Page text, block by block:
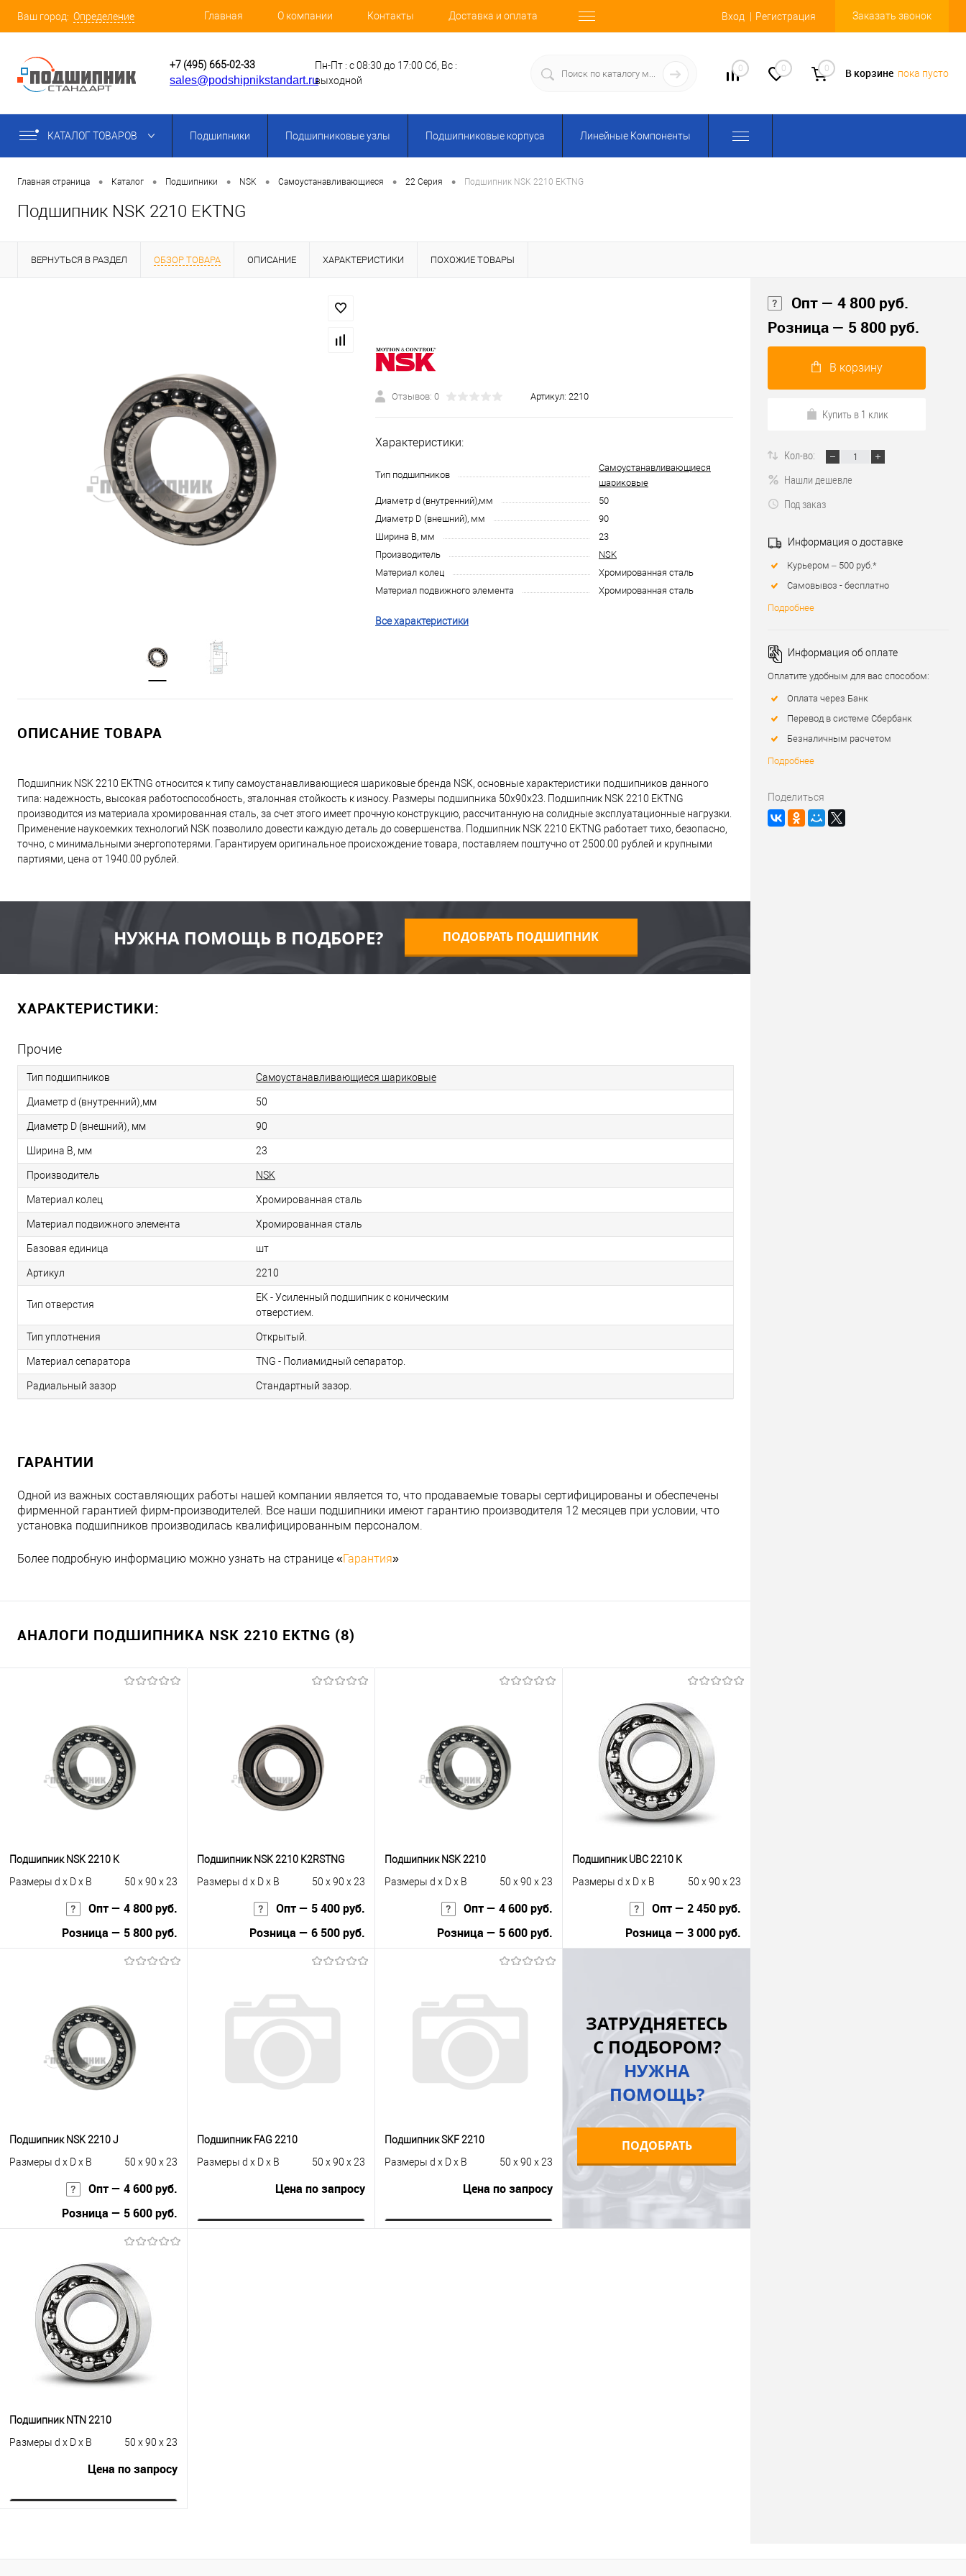
Ваш город: Определение Главная О компании Контакты Доставка и оплата Вход Регистрация Заказать звонок
+7 (495) 665-02-33
sales@podshipnikstandart.ru
Пн-Пт : с 08:30 до 17:00 Сб, Вс :
выходной
0 0 0 В корзине пока пусто
КАТАЛОГ ТОВАРОВ Подшипники Подшипниковые узлы Подшипниковые корпуса Линейные Компоненты
Главная страница • Каталог • Подшипники • NSK • Самоустанавливающиеся • 22 Серия • Подшипник NSK 2210 EKTNG
Подшипник NSK 2210 EKTNG
ВЕРНУТЬСЯ В РАЗДЕЛ ОБЗОР ТОВАРА ОПИСАНИЕ ХАРАКТЕРИСТИКИ ПОХОЖИЕ ТОВАРЫ
Отзывов: 0 Артикул: 2210
Характеристики:
Тип подшипников
Самоустанавливающиеся
шариковые
Диаметр d (внутренний),мм
50
Диаметр D (внешний), мм
90
Ширина B, мм
23
Производитель
NSK
Материал колец
Хромированная сталь
Материал подвижного элемента
Хромированная сталь
Все характеристики
ОПИСАНИЕ ТОВАРА
Подшипник NSK 2210 EKTNG относится к типу самоустанавливающиеся шариковые бренда NSK, основные характеристики подшипников данного
типа: надежность, высокая работоспособность, эталонная стойкость к износу. Размеры подшипника 50x90x23. Подшипник NSK 2210 EKTNG
производится из материала хромированная сталь, за счет этого имеет прочную конструкцию, рассчитанную на солидные эксплуатационные нагрузки.
Применение наукоемких технологий NSK позволило довести каждую деталь до совершенства. Подшипник NSK 2210 EKTNG работает тихо, безопасно,
точно, с минимальными энергопотерями. Гарантируем оригинальное происхождение товара, поставляем поштучно от 2500.00 рублей и крупными
партиями, цена от 1940.00 рублей.
НУЖНА ПОМОЩЬ В ПОДБОРЕ? ПОДОБРАТЬ ПОДШИПНИК
ХАРАКТЕРИСТИКИ:
Прочие
Тип подшипников Самоустанавливающиеся шариковые
Диаметр d (внутренний),мм 50
Диаметр D (внешний), мм 90
Ширина B, мм 23
Производитель NSK
Материал колец Хромированная сталь
Материал подвижного элемента Хромированная сталь
Базовая единица шт
Артикул 2210
Тип отверстия
EK - Усиленный подшипник с коническим
отверстием.
Тип уплотнения Открытый.
Материал сепаратора TNG - Полиамидный сепаратор.
Радиальный зазор Стандартный зазор.
ГАРАНТИИ
Одной из важных составляющих работы нашей компании является то, что продаваемые товары сертифицированы и обеспечены
фирменной гарантией фирм-производителей. Все наши подшипники имеют гарантию производителя 12 месяцев при условии, что
установка подшипников производилась квалифицированным персоналом.
Более подробную информацию можно узнать на странице «Гарантия»
АНАЛОГИ ПОДШИПНИКА NSK 2210 EKTNG (8)
Подшипник NSK 2210 K
Размеры d x D x B
50 x 90 x 23
Опт — 4 800 руб.
Розница — 5 800 руб.
Купить в 1 клик
К сравнению
В избранное
Под заказ
Подшипник NSK 2210 K2RSTNG
Размеры d x D x B
50 x 90 x 23
Опт — 5 400 руб.
Розница — 6 500 руб.
Купить в 1 клик
К сравнению
В избранное
Под заказ
Подшипник NSK 2210
Размеры d x D x B
50 x 90 x 23
Опт — 4 600 руб.
Розница — 5 600 руб.
Купить в 1 клик
К сравнению
В избранное
Под заказ
Подшипник UBC 2210 K
Размеры d x D x B
50 x 90 x 23
Опт — 2 450 руб.
Розница — 3 000 руб.
Купить в 1 клик
В избранное
Под заказ
Подшипник NSK 2210 J
Размеры d x D x B
50 x 90 x 23
Опт — 4 600 руб.
Розница — 5 600 руб.
Купить в 1 клик
К сравнению
В избранное
В наличии
Подшипник FAG 2210
Размеры d x D x B
50 x 90 x 23
Цена по запросу
Подшипник SKF 2210
Размеры d x D x B
50 x 90 x 23
Цена по запросу
ЗАТРУДНЯЕТЕСЬ
С ПОДБОРОМ?
НУЖНА
ПОМОЩЬ?
ПОДОБРАТЬ
Подшипник NTN 2210
Размеры d x D x B
50 x 90 x 23
Цена по запросу
Купить в 1 клик К сравнению
Опт — 4 800 руб.
Розница — 5 800 руб.
В корзину
Купить в 1 клик
Кол-во:
Нашли дешевле
Под заказ
Информация о доставке
Курьером – 500 руб.*
Самовывоз - бесплатно
Подробнее
Информация об оплате
Оплатите удобным для вас способом:
Оплата через Банк
Перевод в системе Сбербанк
Безналичным расчетом
Подробнее
Поделиться